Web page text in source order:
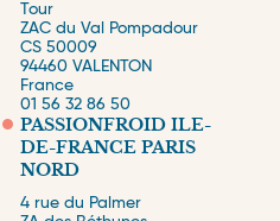
Tour
ZAC du Val Pompadour
CS 50009
94460 VALENTON
France
01 56 32 86 50
PASSIONFROID ILE-
DE-FRANCE PARIS
NORD
4 rue du Palmer